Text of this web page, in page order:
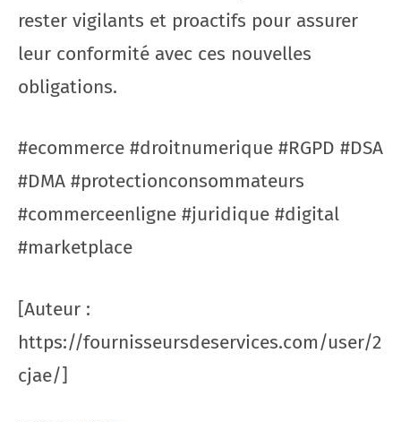
rester vigilants et proactifs pour assurer
leur conformité avec ces nouvelles
obligations.
#ecommerce #droitnumerique #RGPD #DSA
#DMA #protectionconsommateurs
#commerceenligne #juridique #digital
#marketplace
[Auteur :
https://fournisseursdeservices.com/user/2
cjae/]